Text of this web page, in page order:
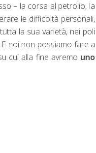
– la corsa al petrolio, la
le difficoltà personali,
la sua varietà, nei poli
noi non possiamo fare a
cui alla fine avremo uno